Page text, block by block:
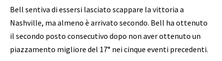
Bell sentiva di essersi lasciato scappare la vittoria a
Nashville, ma almeno è arrivato secondo. Bell ha ottenuto
il secondo posto consecutivo dopo non aver ottenuto un
piazzamento migliore del 17° nei cinque eventi precedenti.